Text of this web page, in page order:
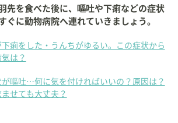
先を食べた後に、嘔吐や下痢などの症状
ぐに動物病院へ連れていきましょう。
下痢をした・うんちがゆるい。この症状から
は？
が嘔吐…何に気を付ければいいの？原因は？
せても大丈夫？